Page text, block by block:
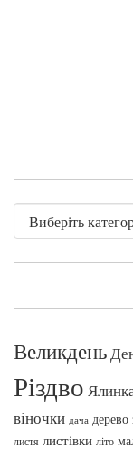
Великдень
Різдво
віночки дача дерево
листя листівки літо